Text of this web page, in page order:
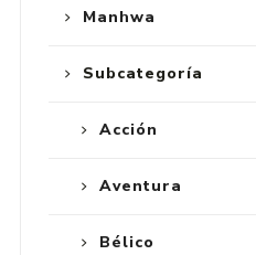
Manhwa
Subcategoría
Acción
Aventura
Bélico